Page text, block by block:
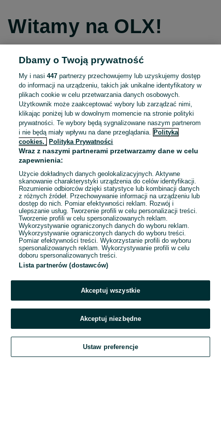
Witamy na OLX!
Kontynuuj przez Facebooka
Kontynuuj przez konto Apple
Kontynuuj przez konto Google
LUB
E-mail
Hasło
Zaloguj się
Kontynuując za pośrednictwem jednego z dostawców wskazanych powyżej,
OLX.pl w jego aktualnym brzmieniu.
Dbamy o Twoją prywatność
My i nasi447 partnerzy przechowujemy lub uzyskujemy dostęp
do informacji na urządzeniu, takich jak unikalne identyfikatory w
plikach cookie w celu przetwarzania danych osobowych.
Użytkownik może zaakceptować wybory lub zarządzać nimi,
klikając poniżej lub w dowolnym momencie na stronie polityki
prywatności. Te wybory będą sygnalizowane naszym partnerom
i nie będą miały wpływu na dane przeglądania.
Polityka
cookies,
Polityka Prywatności
Wraz z naszymi partnerami przetwarzamy dane w celu
zapewnienia:
Użycie dokładnych danych geolokalizacyjnych. Aktywne
skanowanie charakterystyki urządzenia do celów identyfikacji.
Rozumienie odbiorców dzięki statystyce lub kombinacji danych
z różnych źródeł. Przechowywanie informacji na urządzeniu lub
dostęp do nich. Pomiar efektywności reklam. Rozwój i
ulepszanie usług. Tworzenie profili w celu personalizacji treści.
Tworzenie profili w celu spersonalizowanych reklam.
Wykorzystywanie ograniczonych danych do wyboru reklam.
Wykorzystywanie ograniczonych danych do wyboru treści.
Pomiar efektywności treści. Wykorzystanie profili do wyboru
spersonalizowanych reklam. Wykorzystywanie profili w celu
doboru spersonalizowanych treści.
Lista partnerów (dostawców)
Akceptuj wszystkie
Akceptuj niezbędne
Ustaw preferencje